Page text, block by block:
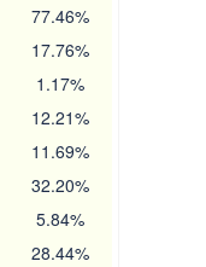
77.46%
17.76%
1.17%
12.21%
11.69%
32.20%
5.84%
28.44%